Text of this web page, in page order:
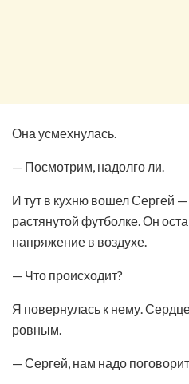
Она усмехнулась.
— Посмотрим, надолго ли.
И тут в кухню вошел Сергей
растянутой футболке. Он
напряжение в воздухе.
— Что происходит?
Я повернулась к нему.
ровным.
— Сергей, нам надо